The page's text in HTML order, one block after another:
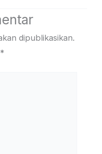
dipublikasikan.
*